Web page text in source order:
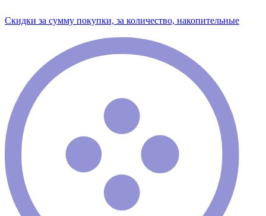
Скидки за сумму покупки, за количество, накопительные